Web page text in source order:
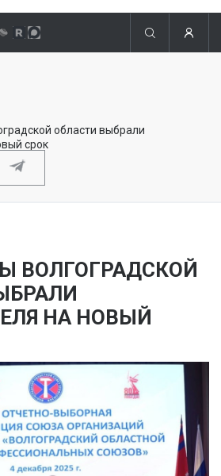
области выбрали
срок
ВОЛГОГРАДСКОЙ
НА НОВЫЙ